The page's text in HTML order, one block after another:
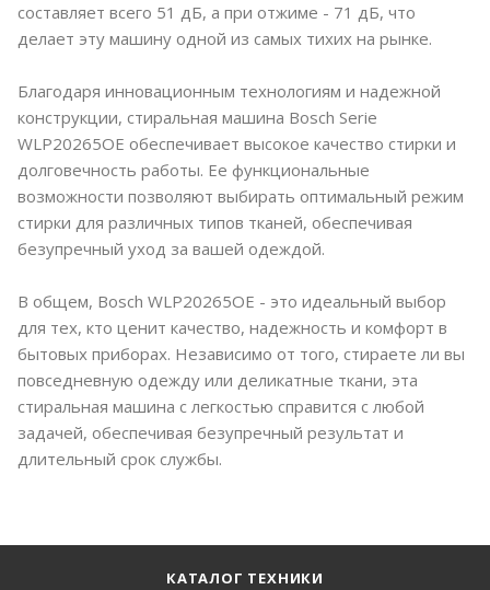
составляет всего 51 дБ, а при отжиме - 71 дБ, что
делает эту машину одной из самых тихих на рынке.
Благодаря инновационным технологиям и надежной
конструкции, стиральная машина Bosch Serie
WLP20265OE обеспечивает высокое качество стирки и
долговечность работы. Ее функциональные
возможности позволяют выбирать оптимальный режим
стирки для различных типов тканей, обеспечивая
безупречный уход за вашей одеждой.
В общем, Bosch WLP20265OE - это идеальный выбор
для тех, кто ценит качество, надежность и комфорт в
бытовых приборах. Независимо от того, стираете ли вы
повседневную одежду или деликатные ткани, эта
стиральная машина с легкостью справится с любой
задачей, обеспечивая безупречный результат и
длительный срок службы.
КАТАЛОГ ТЕХНИКИ